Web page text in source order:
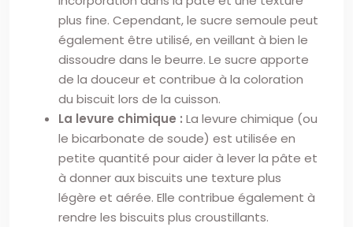
plus fine. Cependant, le sucre semoule peut
également être utilisé, en veillant à bien le
dissoudre dans le beurre. Le sucre apporte
de la douceur et contribue à la coloration
du biscuit lors de la cuisson.
La levure chimique : La levure chimique (ou
le bicarbonate de soude) est utilisée en
petite quantité pour aider à lever la pâte et
à donner aux biscuits une texture plus
légère et aérée. Elle contribue également à
rendre les biscuits plus croustillants.